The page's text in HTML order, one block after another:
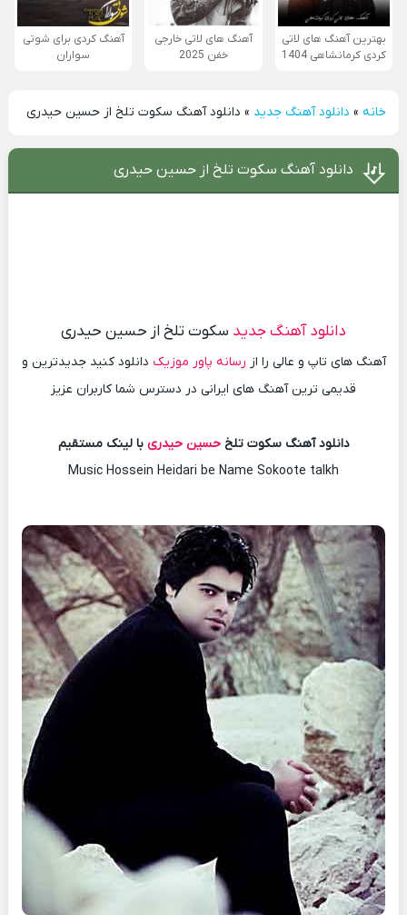
بهترین آهنگ های لاتی
کردی کرمانشاهی 1404
آهنگ های لاتی خارجی
خفن 2025
آهنگ کردی برای شوتی
سواران
خانه» دانلود آهنگ جدید » دانلود آهنگ سکوت تلخ از حسین حیدری
دانلود آهنگ سکوت تلخ از حسین حیدری
دانلود آهنگ جدید سکوت تلخ از حسین حیدری
آهنگ های تاپ و عالی را از رسانه پاور موزیک دانلود کنید جدیدترین و
قدیمی ترین آهنگ های ایرانی در دسترس شما کاربران عزیز
دانلود آهنگ سکوت تلخحسین حیدری با لینک مستقیم
Music Hossein Heidari be Name Sokoote talkh